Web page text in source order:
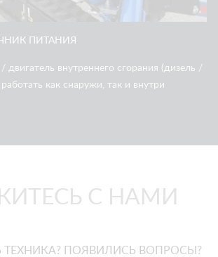
ПИТАНИЯ
двигатель внутреннего сгорания (дизель /
как снаружи, так и внутри
С НАМИ
ТЕХНИКА? ПОЯВИЛИСЬ ВОПРОСЫ?